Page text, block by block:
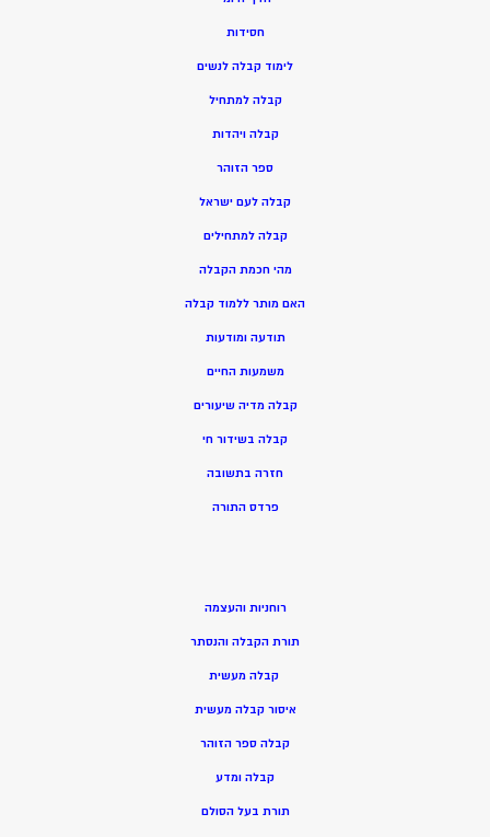
חסידות
לימוד קבלה לנשים
קבלה למתחיל
קבלה ויהדות
ספר הזוהר
קבלה לעם ישראל
קבלה למתחילים
מהי חכמת הקבלה
האם מותר ללמוד קבלה
תודעה ומודעות
משמעות החיים
קבלה מדיה שיעורים
קבלה בשידור חי
חזרה בתשובה
פרדס התורה
רוחניות והעצמה
תורת הקבלה והנסתר
קבלה מעשית
איסור קבלה מעשית
קבלה ספר הזוהר
קבלה ומדע
תורת בעל הסולם